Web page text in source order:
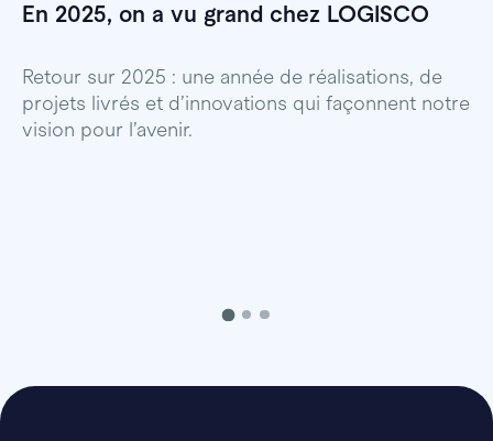
En 2025, on a vu grand chez LOGISCO
Retour sur 2025 : une année de réalisations, de
projets livrés et d’innovations qui façonnent notre
vision pour l’avenir.